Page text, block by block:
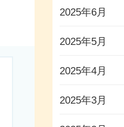
2025年6月
2025年5月
2025年4月
2025年3月